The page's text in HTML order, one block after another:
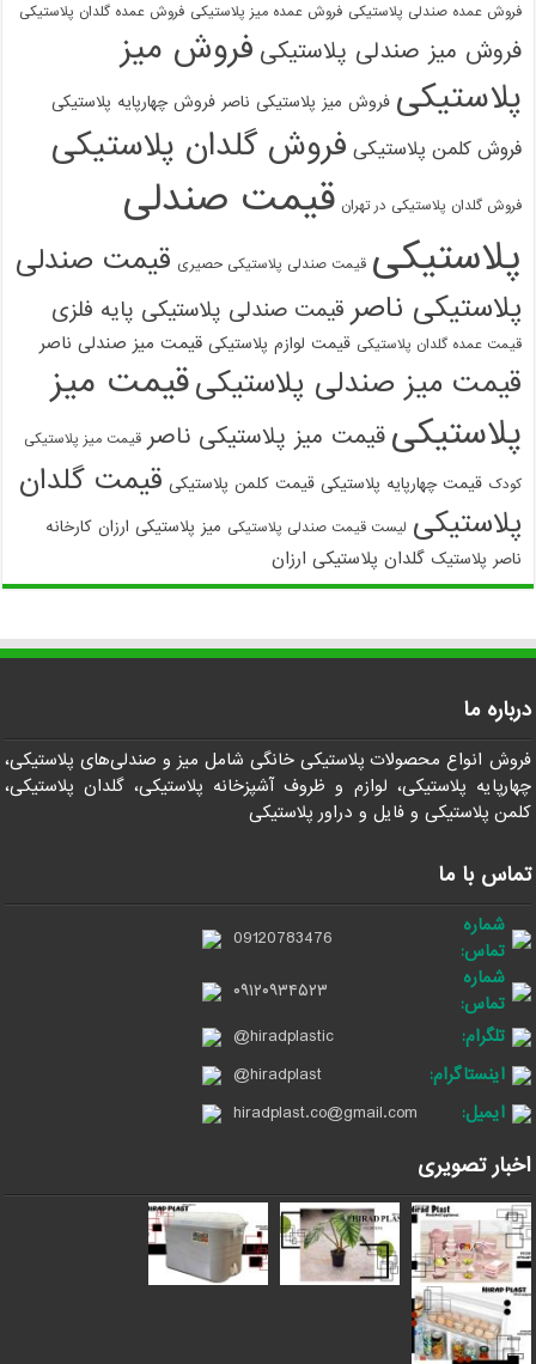
فروش عمده صندلی پلاستیکی فروش عمده میز پلاستیکی فروش عمده گلدان پلاستیکی
فروش میز صندلی پلاستیکی فروش میز
پلاستیکی فروش میز پلاستیکی ناصر فروش چهارپایه پلاستیکی
فروش کلمن پلاستیکی فروش گلدان پلاستیکی
فروش گلدان پلاستیکی در تهران قیمت صندلی
پلاستیکی قیمت صندلی پلاستیکی حصیری قیمت صندلی
پلاستیکی ناصر قیمت صندلی پلاستیکی پایه فلزی
قیمت عمده گلدان پلاستیکی قیمت لوازم پلاستیکی قیمت میز صندلی ناصر
قیمت میز صندلی پلاستیکیقیمت میز
پلاستیکی قیمت میز پلاستیکی ناصر قیمت میز پلاستیکی
کودک قیمت چهارپایه پلاستیکی قیمت کلمن پلاستیکی قیمت گلدان
پلاستیکی لیست قیمت صندلی پلاستیکی میز پلاستیکی ارزان کارخانه
ناصر پلاستیک گلدان پلاستیکی ارزان
درباره ما
فروش انواع محصولات پلاستیکی خانگی شامل میز و صندلی‌های پلاستیکی،
چهارپایه پلاستیکی، لوازم و ظروف آشپزخانه پلاستیکی، گلدان پلاستیکی،
کلمن پلاستیکی و فایل و دراور پلاستیکی
تماس با ما
شماره
تماس:
09120783476
شماره
تماس:
۰۹۱۲۰۹۳۴۵۲۳
تلگرام:
@hiradplastic
اینستاگرام:
@hiradplast
ایمیل:
hiradplast.co@gmail.com
اخبار تصویری